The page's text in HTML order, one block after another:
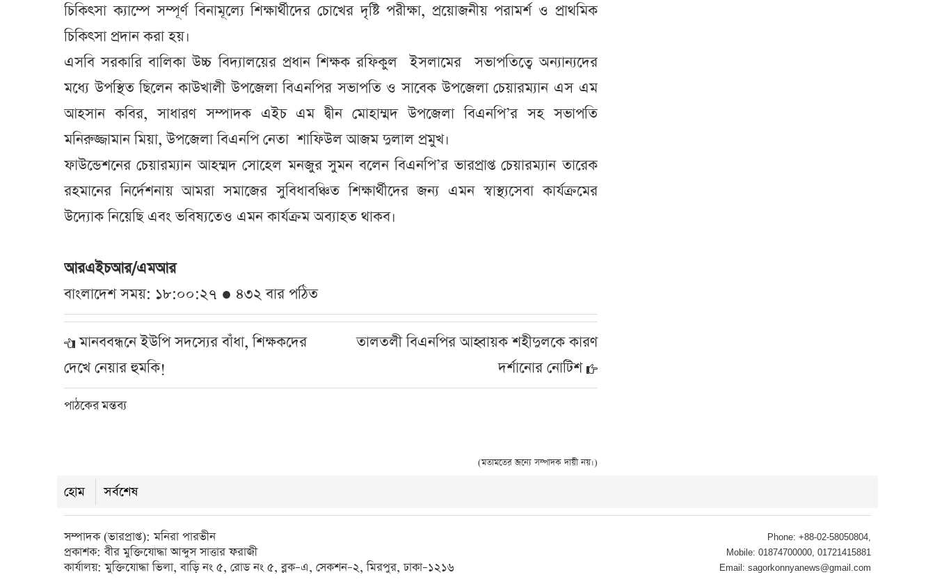
চিকিৎসা ক্যাম্পে সম্পূর্ণ বিনামূল্যে শিক্ষার্থীদের চোখের দৃষ্টি পরীক্ষা, প্রয়োজনীয় পরামর্শ ও প্রাথমিক
চিকিৎসা প্রদান করা হয়।
এসবি সরকারি বালিকা উচ্চ বিদ্যালয়ের প্রধান শিক্ষক রফিকুল ইসলামের সভাপতিত্বে অন্যান্যদের
মধ্যে উপস্থিত ছিলেন কাউখালী উপজেলা বিএনপির সভাপতি ও সাবেক উপজেলা চেয়ারম্যান এস এম
আহসান কবির, সাধারণ সম্পাদক এইচ এম দ্বীন মোহাম্মদ উপজেলা বিএনপি’র সহ সভাপতি
মনিরুজ্জামান মিয়া, উপজেলা বিএনপি নেতা শাফিউল আজম দুলাল প্রমুখ।
ফাউন্ডেশনের চেয়ারম্যান আহম্মদ সোহেল মনজুর সুমন বলেন বিএনপি’র ভারপ্রাপ্ত চেয়ারম্যান তারেক
রহমানের নির্দেশনায় আমরা সমাজের সুবিধাবঞ্চিত শিক্ষার্থীদের জন্য এমন স্বাস্থ্যসেবা কার্যক্রমের
উদ্যোক নিয়েছি এবং ভবিষ্যতেও এমন কার্যক্রম অব্যাহত থাকব।
আরএইচআর/এমআর
বাংলাদেশ সময়: ১৮:০০:২৭ ● ৪৩২ বার পঠিত
মানববন্ধনে ইউপি সদস্যের বাঁধা, শিক্ষকদের
দেখে নেয়ার হুমকি!
তালতলী বিএনপির আহ্বায়ক শহীদুলকে কারণ
দর্শানোর নোটিশ
পাঠকের মন্তব্য
(মতামতের জন্যে সম্পাদক দায়ী নয়।)
হোম সর্বশেষ
সম্পাদক (ভারপ্রাপ্ত): মনিরা পারভীন
প্রকাশক: বীর মুক্তিযোদ্ধা আব্দুস সাত্তার ফরাজী
কার্যালয়: মুক্তিযোদ্ধা ভিলা, বাড়ি নং ৫, রোড নং ৫, ব্লক–এ, সেকশন–২, মিরপুর, ঢাকা–১২১৬
Phone: +88-02-58050804,
Mobile: 01874700000, 01721415881
Email: sagorkonnyanews@gmail.com